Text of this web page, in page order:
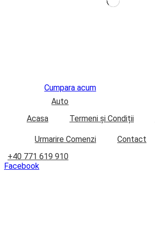
Cumpara acum
Auto
Acasa
Termeni și Condiții
Urmarire Comenzi
Contact
+40 771 619 910
Facebook